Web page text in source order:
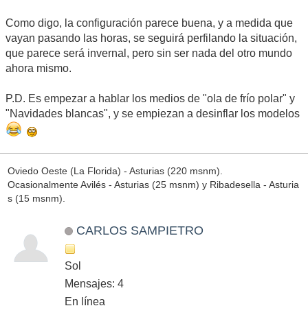
Como digo, la configuración parece buena, y a medida que
vayan pasando las horas, se seguirá perfilando la situación,
que parece será invernal, pero sin ser nada del otro mundo
ahora mismo.
P.D. Es empezar a hablar los medios de "ola de frío polar" y
"Navidades blancas", y se empiezan a desinflar los modelos
Oviedo Oeste (La Florida) - Asturias (220 msnm).
Ocasionalmente Avilés - Asturias (25 msnm) y Ribadesella - Asturia
s (15 msnm).
CARLOS SAMPIETRO
Sol
Mensajes: 4
En línea